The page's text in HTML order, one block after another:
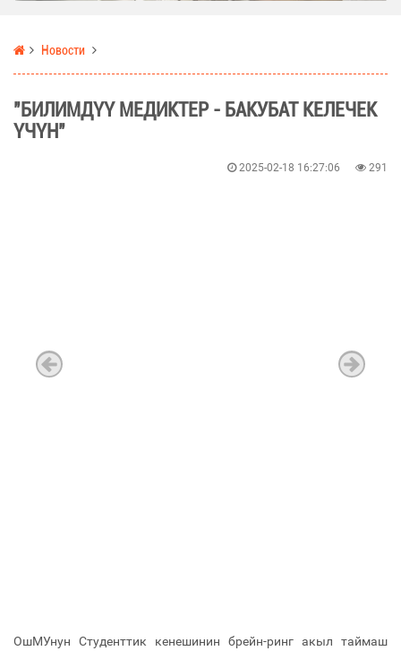
Новости
"БИЛИМДҮҮ МЕДИКТЕР - БАКУБАТ КЕЛЕЧЕК
ҮЧҮН"
2025-02-18 16:27:06 291
ОшМУнун Студенттик кенешинин брейн-ринг акыл таймаш